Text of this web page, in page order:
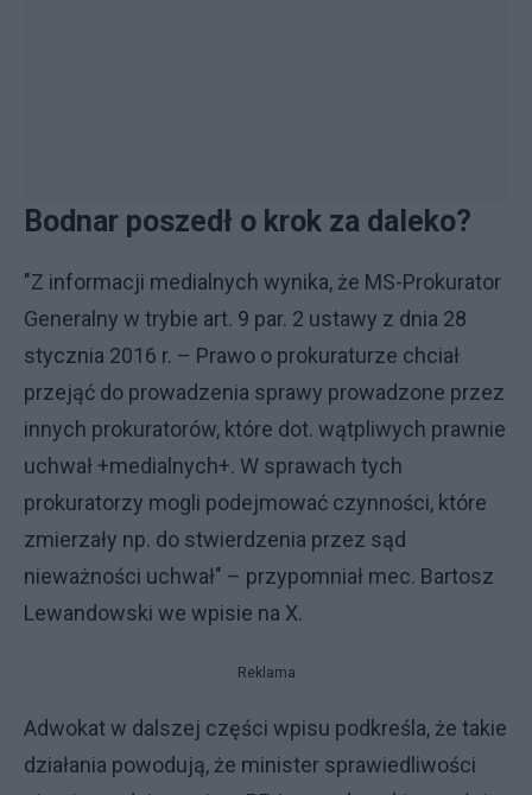
Bodnar poszedł o krok za daleko?
"Z informacji medialnych wynika, że MS-Prokurator
Generalny w trybie art. 9 par. 2 ustawy z dnia 28
stycznia 2016 r. – Prawo o prokuraturze chciał
przejąć do prowadzenia sprawy prowadzone przez
innych prokuratorów, które dot. wątpliwych prawnie
uchwał +medialnych+. W sprawach tych
prokuratorzy mogli podejmować czynności, które
zmierzały np. do stwierdzenia przez sąd
nieważności uchwał" – przypomniał mec. Bartosz
Lewandowski we wpisie na X.
Reklama
Adwokat w dalszej części wpisu podkreśla, że takie
działania powodują, że minister sprawiedliwości